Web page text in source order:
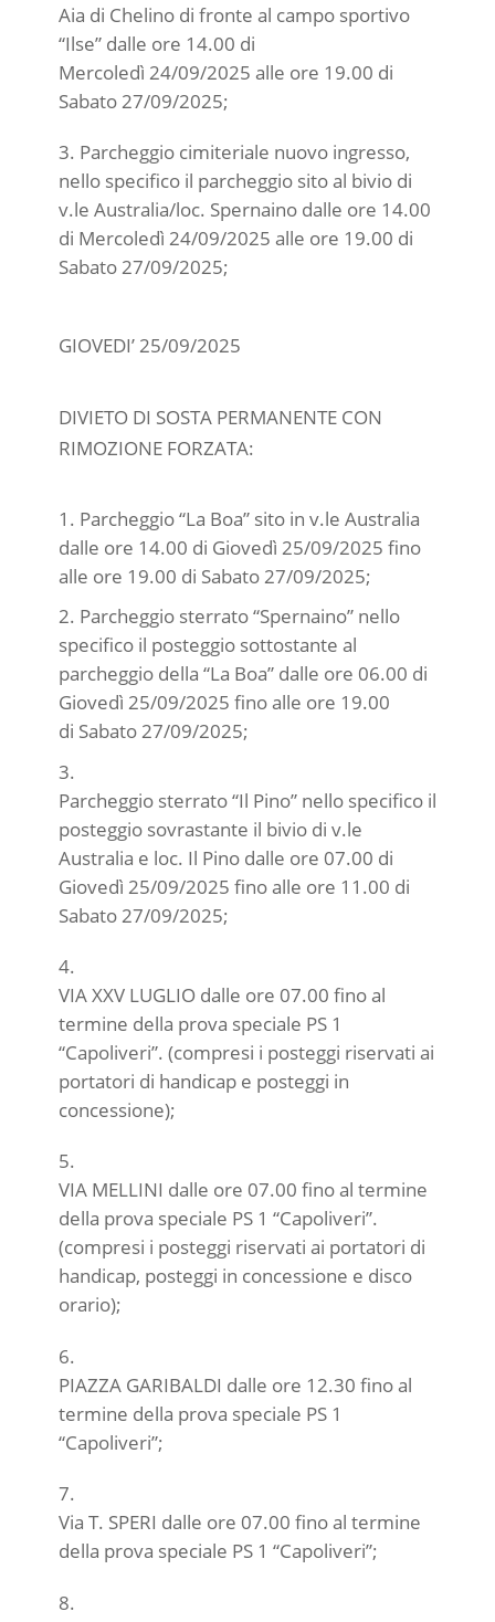
Aia di Chelino di fronte al campo sportivo
“Ilse” dalle ore 14.00 di
Mercoledì 24/09/2025 alle ore 19.00 di
Sabato 27/09/2025;
Parcheggio cimiteriale nuovo ingresso,
nello specifico il parcheggio sito al bivio di
v.le Australia/loc. Spernaino dalle ore 14.00
di Mercoledì 24/09/2025 alle ore 19.00 di
Sabato 27/09/2025;
GIOVEDI’ 25/09/2025
DIVIETO DI SOSTA PERMANENTE CON
RIMOZIONE FORZATA:
Parcheggio “La Boa” sito in v.le Australia
dalle ore 14.00 di Giovedì 25/09/2025 fino
alle ore 19.00 di Sabato 27/09/2025;
Parcheggio sterrato “Spernaino” nello
specifico il posteggio sottostante al
parcheggio della “La Boa” dalle ore 06.00 di
Giovedì 25/09/2025 fino alle ore 19.00
di Sabato 27/09/2025;
Parcheggio sterrato “Il Pino” nello specifico il
posteggio sovrastante il bivio di v.le
Australia e loc. Il Pino dalle ore 07.00 di
Giovedì 25/09/2025 fino alle ore 11.00 di
Sabato 27/09/2025;
VIA XXV LUGLIO dalle ore 07.00 fino al
termine della prova speciale PS 1
“Capoliveri”. (compresi i posteggi riservati ai
portatori di handicap e posteggi in
concessione);
VIA MELLINI dalle ore 07.00 fino al termine
della prova speciale PS 1 “Capoliveri”.
(compresi i posteggi riservati ai portatori di
handicap, posteggi in concessione e disco
orario);
PIAZZA GARIBALDI dalle ore 12.30 fino al
termine della prova speciale PS 1
“Capoliveri”;
Via T. SPERI dalle ore 07.00 fino al termine
della prova speciale PS 1 “Capoliveri”;